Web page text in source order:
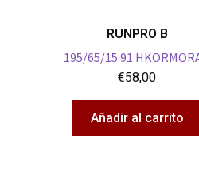
RUNPRO B
195/65/15 91
€58,00
Añadir al carrito